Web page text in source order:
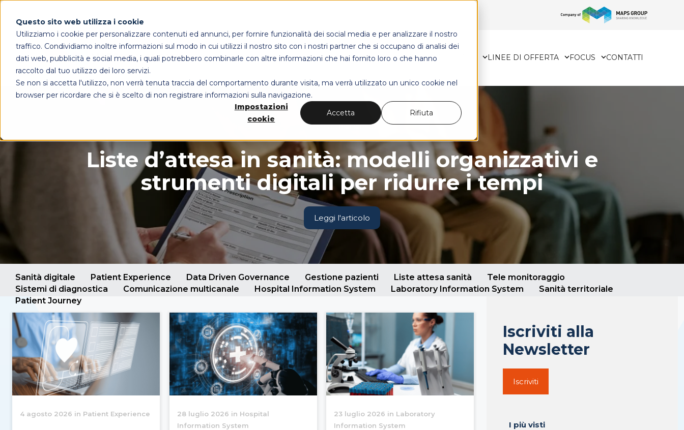
Questo sito web utilizza i cookie
Utilizziamo i cookie per personalizzare contenuti ed annunci, per fornire funzionalità dei social media e per analizzare il nostro
traffico. Condividiamo inoltre informazioni sul modo in cui utilizzi il nostro sito con i nostri partner che si occupano di analisi dei
dati web, pubblicità e social media, i quali potrebbero combinarle con altre informazioni che hai fornito loro o che hanno
raccolto dal tuo utilizzo dei loro servizi.
Se non si accetta l'utilizzo, non verrà tenuta traccia del comportamento durante visita, ma verrà utilizzato un unico cookie nel
browser per ricordare che si è scelto di non registrare informazioni sulla navigazione.
Impostazioni
cookie
Accetta Rifiuta
MAPS HEALTHCARE LINEE DI OFFERTA FOCUS CONTATTI
Liste attesa sanità
Liste d’attesa in sanità: modelli organizzativi e
strumenti digitali per ridurre i tempi
Leggi l'articolo
Sanità digitale Patient Experience Data Driven Governance Gestione pazienti Liste attesa sanità
Tele monitoraggio
Sistemi di diagnostica
Comunicazione multicanale Hospital Information System Laboratory Information System
Sanità territoriale
Patient Journey
4 agosto 2026 in Patient Experience
28 luglio 2026 in Hospital
Information System
23 luglio 2026 in Laboratory
Information System
Iscriviti alla
Newsletter
Iscriviti
I più visti